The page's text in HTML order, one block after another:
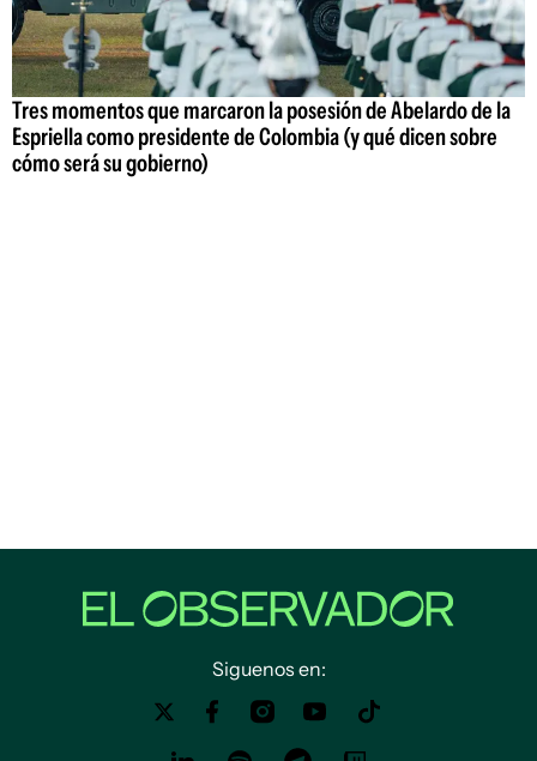
Tres momentos que marcaron la posesión de Abelardo de la
Espriella como presidente de Colombia (y qué dicen sobre
cómo será su gobierno)
Siguenos en: